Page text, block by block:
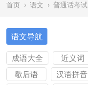
首页 › 语文 › 普通话考试
语文导航
成语大全 近义词
歇后语
汉语拼音